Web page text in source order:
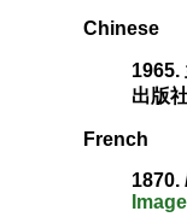
Chinese
1965.
出版
French
1870.
Image